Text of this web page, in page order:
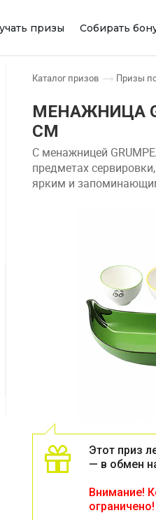
призы Собирать
каталог призов призы
МЕНАЖНИЦА
СМ
С менажницей
предметах
ярким и
Этот приз
— в обмен
Внимание!
ограничено!